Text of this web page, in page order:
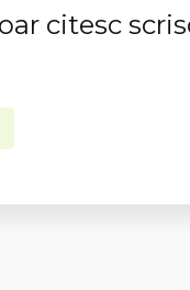
citesc